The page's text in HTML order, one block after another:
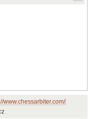
www.chessarbiter.com/